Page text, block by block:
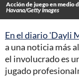
Acción de juego en medio
Havana/Getty Images
En el diario 'Dayli
a una noticia más
el involucrado es
jugado